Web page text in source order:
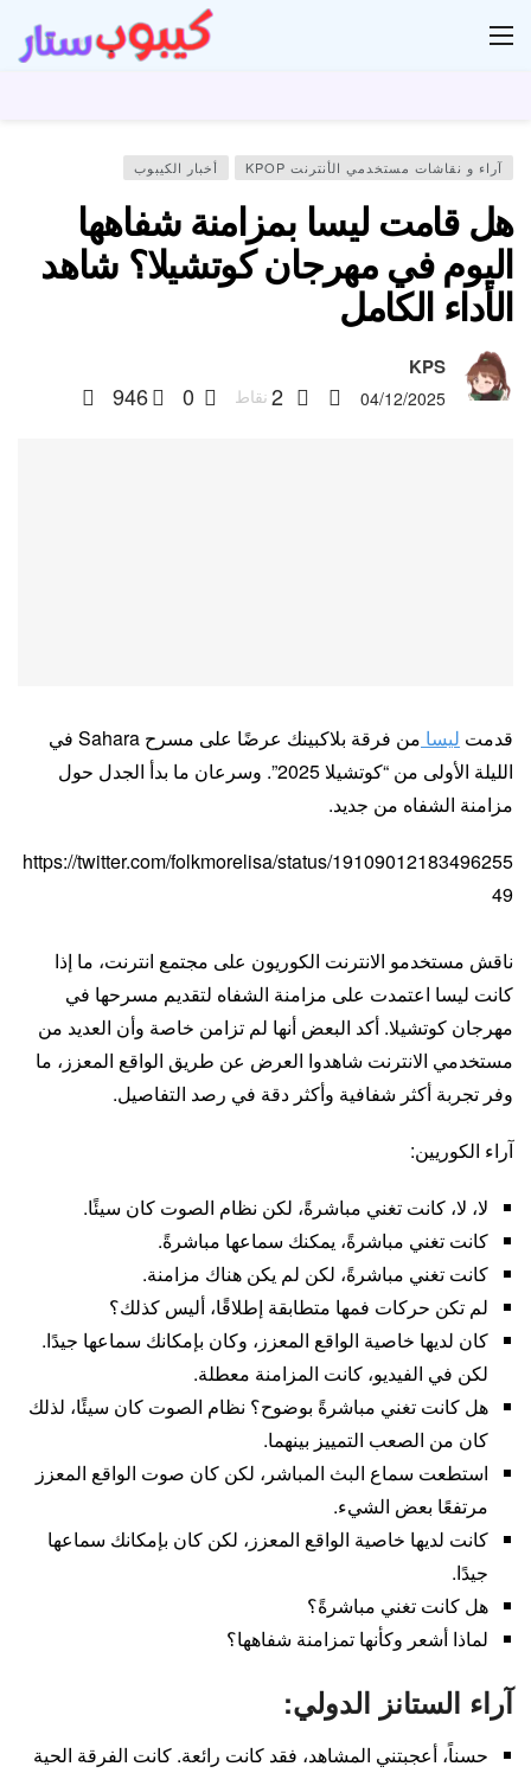
آراء و نقاشات مستخدمي الأنترنت KPOP أخبار الكيبوب
هل قامت ليسا بمزامنة شفاهها
اليوم في مهرجان كوتشيلا؟ شاهد
الأداء الكامل
KPS
04/12/2025
2 نقاط 0
946
قدمت ليسا
من فرقة بلاكبينك عرضًا على مسرح Sahara في
الليلة الأولى من “كوتشيلا 2025”. وسرعان ما بدأ الجدل حول
مزامنة الشفاه من جديد.
https://twitter.com/folkmorelisa/status/19109012183496255
49
ناقش مستخدمو الانترنت الكوريون على مجتمع انترنت، ما إذا
كانت ليسا اعتمدت على مزامنة الشفاه لتقديم مسرحها في
مهرجان كوتشيلا. أكد البعض أنها لم تزامن خاصة وأن العديد من
مستخدمي الانترنت شاهدوا العرض عن طريق الواقع المعزز، ما
وفر تجربة أكثر شفافية وأكثر دقة في رصد التفاصيل.
آراء الكوريين:
لا، لا، كانت تغني مباشرةً، لكن نظام الصوت كان سيئًا.
كانت تغني مباشرةً، يمكنك سماعها مباشرةً.
كانت تغني مباشرةً، لكن لم يكن هناك مزامنة.
لم تكن حركات فمها متطابقة إطلاقًا، أليس كذلك؟
كان لديها خاصية الواقع المعزز، وكان بإمكانك سماعها جيدًا.
لكن في الفيديو، كانت المزامنة معطلة.
هل كانت تغني مباشرةً بوضوح؟ نظام الصوت كان سيئًا، لذلك
كان من الصعب التمييز بينهما.
استطعت سماع البث المباشر، لكن كان صوت الواقع المعزز
مرتفعًا بعض الشيء.
كانت لديها خاصية الواقع المعزز، لكن كان بإمكانك سماعها
جيدًا.
هل كانت تغني مباشرةً؟
لماذا أشعر وكأنها تمزامنة شفاهها؟
آراء الستانز الدولي:
حسناً، أعجبتني المشاهد، فقد كانت رائعة. كانت الفرقة الحية